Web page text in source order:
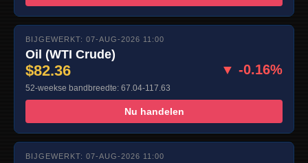
BIJGEWERKT: 07-AUG-2026 11:00
Oil (WTI Crude)
$82.36 ▼ -0.16%
52-weekse bandbreedte: 67.04-117.63
Nu handelen
BIJGEWERKT: 07-AUG-2026 11:00